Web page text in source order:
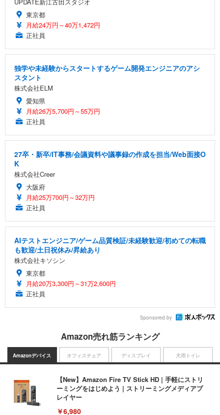
UPDATE新江古田スタジオ
東京都
月給24万円～40万1,472円
正社員
独学や未経験からスタートするゲーム開発エンジニアのアシ
スタント
株式会社ELM
愛知県
月給26万5,700円～55万円
正社員
27卒・新卒/IT事務/会議資料や議事録の作成を担当/Web面接O
K
株式会社Creer
大阪府
月給25万700円～32万円
正社員
AIテストエンジニア/ゲーム品質検証/未経験歓迎/初めての転職
も歓迎/土日祝休み/昇給あり
株式会社キソシン
東京都
月給20万3,300円～31万2,600円
正社員
Sponsored by
Amazon売れ筋ランキング
Amazonデバイス
【New】Amazon Fire TV Stick HD | 手軽にストリ
ーミングをはじめよう | ストリーミングメディアプ
レイヤー
￥6,980
オフィスチェア ディスプレイ 犬用トイレ